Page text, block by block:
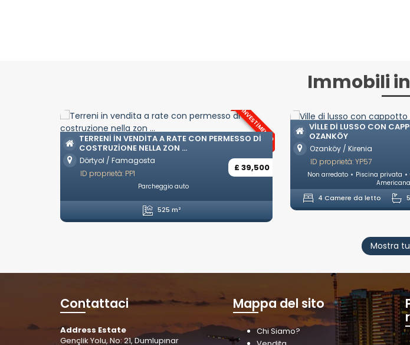
Immobili
INVESTIMENTO
TERRENI IN VENDITA A RATE CON PERMESSO DI
COSTRUZIONE NELLA ZON ...
Dörtyol / Famagosta
£ 39,500
ID proprietà: PP1
Parcheggio auto
525 m²
VILLE DI LUSSO CON
OZANKÖY
Ozanköy / Kirenia
ID proprietà: YP57
Non arredato Piscina privata
Americana
4 Camere da letto
Mostra
Contattaci
Address Estate
Gençlik Yolu, No: 21, Dumlupınar
Mappa del sito
Chi Siamo?